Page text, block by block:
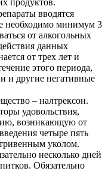
продуктов.
вводятся
необходимо минимум 3
от алкогольных
данных
от трех лет и
этого периода,
и другие негативные
– налтрексон.
удовольствия,
возникающую от
четыре пять
уколом.
несколько дней
Обязательно